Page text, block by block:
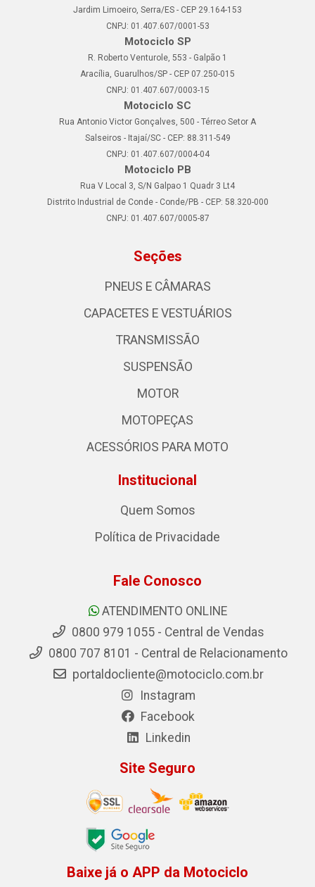
Jardim Limoeiro, Serra/ES - CEP 29.164-153
CNPJ: 01.407.607/0001-53
Motociclo SP
R. Roberto Venturole, 553 - Galpão 1
Aracília, Guarulhos/SP - CEP 07.250-015
CNPJ: 01.407.607/0003-15
Motociclo SC
Rua Antonio Victor Gonçalves, 500 - Térreo Setor A
Salseiros - Itajaí/SC - CEP: 88.311-549
CNPJ: 01.407.607/0004-04
Motociclo PB
Rua V Local 3, S/N Galpao 1 Quadr 3 Lt4
Distrito Industrial de Conde - Conde/PB - CEP: 58.320-000
CNPJ: 01.407.607/0005-87
Seções
PNEUS E CÂMARAS
CAPACETES E VESTUÁRIOS
TRANSMISSÃO
SUSPENSÃO
MOTOR
MOTOPEÇAS
ACESSÓRIOS PARA MOTO
Institucional
Quem Somos
Política de Privacidade
Fale Conosco
ATENDIMENTO ONLINE
0800 979 1055 - Central de Vendas
0800 707 8101 - Central de Relacionamento
portaldocliente@motociclo.com.br
Instagram
Facebook
Linkedin
Site Seguro
Baixe já o APP da Motociclo